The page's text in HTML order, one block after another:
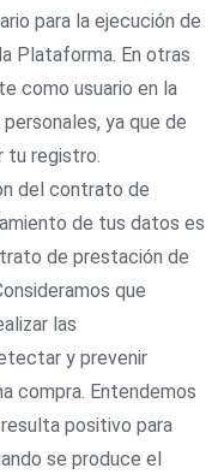
para la ejecución de
Plataforma. En otras
como usuario en la
ya que de
tu registro.
del contrato de
de tus datos es
de prestación de
que
las
y prevenir
compra. Entendemos
positivo para
se produce el